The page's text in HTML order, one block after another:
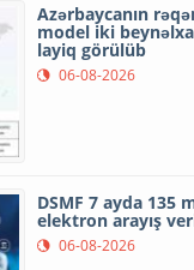
Azərbaycanın
model iki
layiq görülüb
06-08-2026
DSMF 7 ayda 135
elektron arayış
06-08-2026